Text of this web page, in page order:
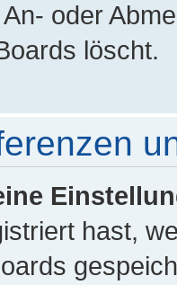
oder
löscht.
hast,